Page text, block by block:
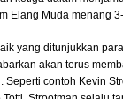
Elang Muda menang
yang ditunjukkan
akan terus
Seperti contoh Kevin